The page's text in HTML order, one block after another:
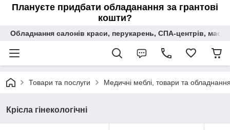
Плануєте придбати обладанання за грантові
кошти?
Обладнання салонів краси, перукарень, СПА-центрів,
Товари та послуги Медичні меблі, товари та обладнання
Крісла гінекологічні